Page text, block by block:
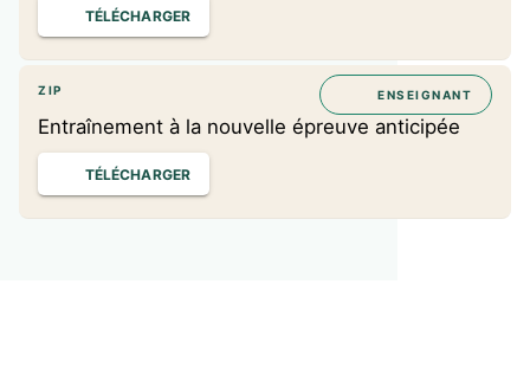
TÉLÉCHARGER
ZIP
Entraînement à la nouvelle épreuve anticipée
ENSEIGNANT
TÉLÉCHARGER